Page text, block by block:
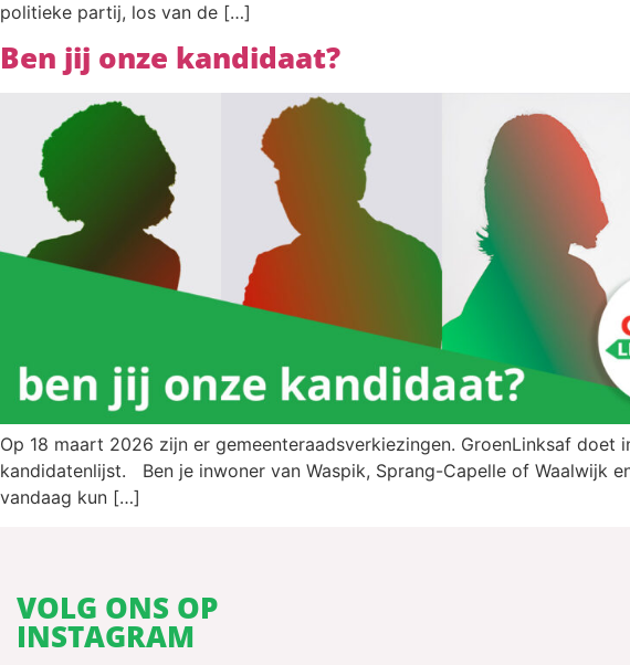
politieke partij, los van de […]
Ben jij onze kandidaat?
Op 18 maart 2026 zijn er gemeenteraadsverkiezingen. GroenLinksaf
kandidatenlijst. Ben je inwoner van Waspik, Sprang-Capelle of Waalwijk
vandaag kun […]
VOLG ONS OP
INSTAGRAM